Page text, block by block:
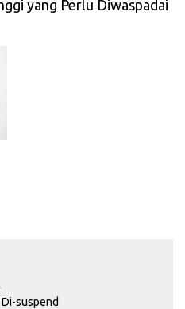
yang Perlu Diwaspadai
Di-suspend